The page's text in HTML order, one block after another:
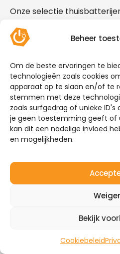
Beheer
Om de beste ervaringen te
technologieën zoals cookies
apparaat op te slaan en/of te
stemmen met deze
zoals surfgedrag of unieke ID's
je geen toestemming geeft of
kan dit een nadelige invloed
en mogelijkheden.
Bekijk
Cookiebeleid
Onze selectie
hieronder welke
Vergelijk zelf de batterijen
Systeemgarantie
Mijn Energie Brabant
thuisbatterijen. Heeft u ook
plaatsen van
maken het systeem
om een offerte of een
situatie kunnen bespreken.
Ontvang een